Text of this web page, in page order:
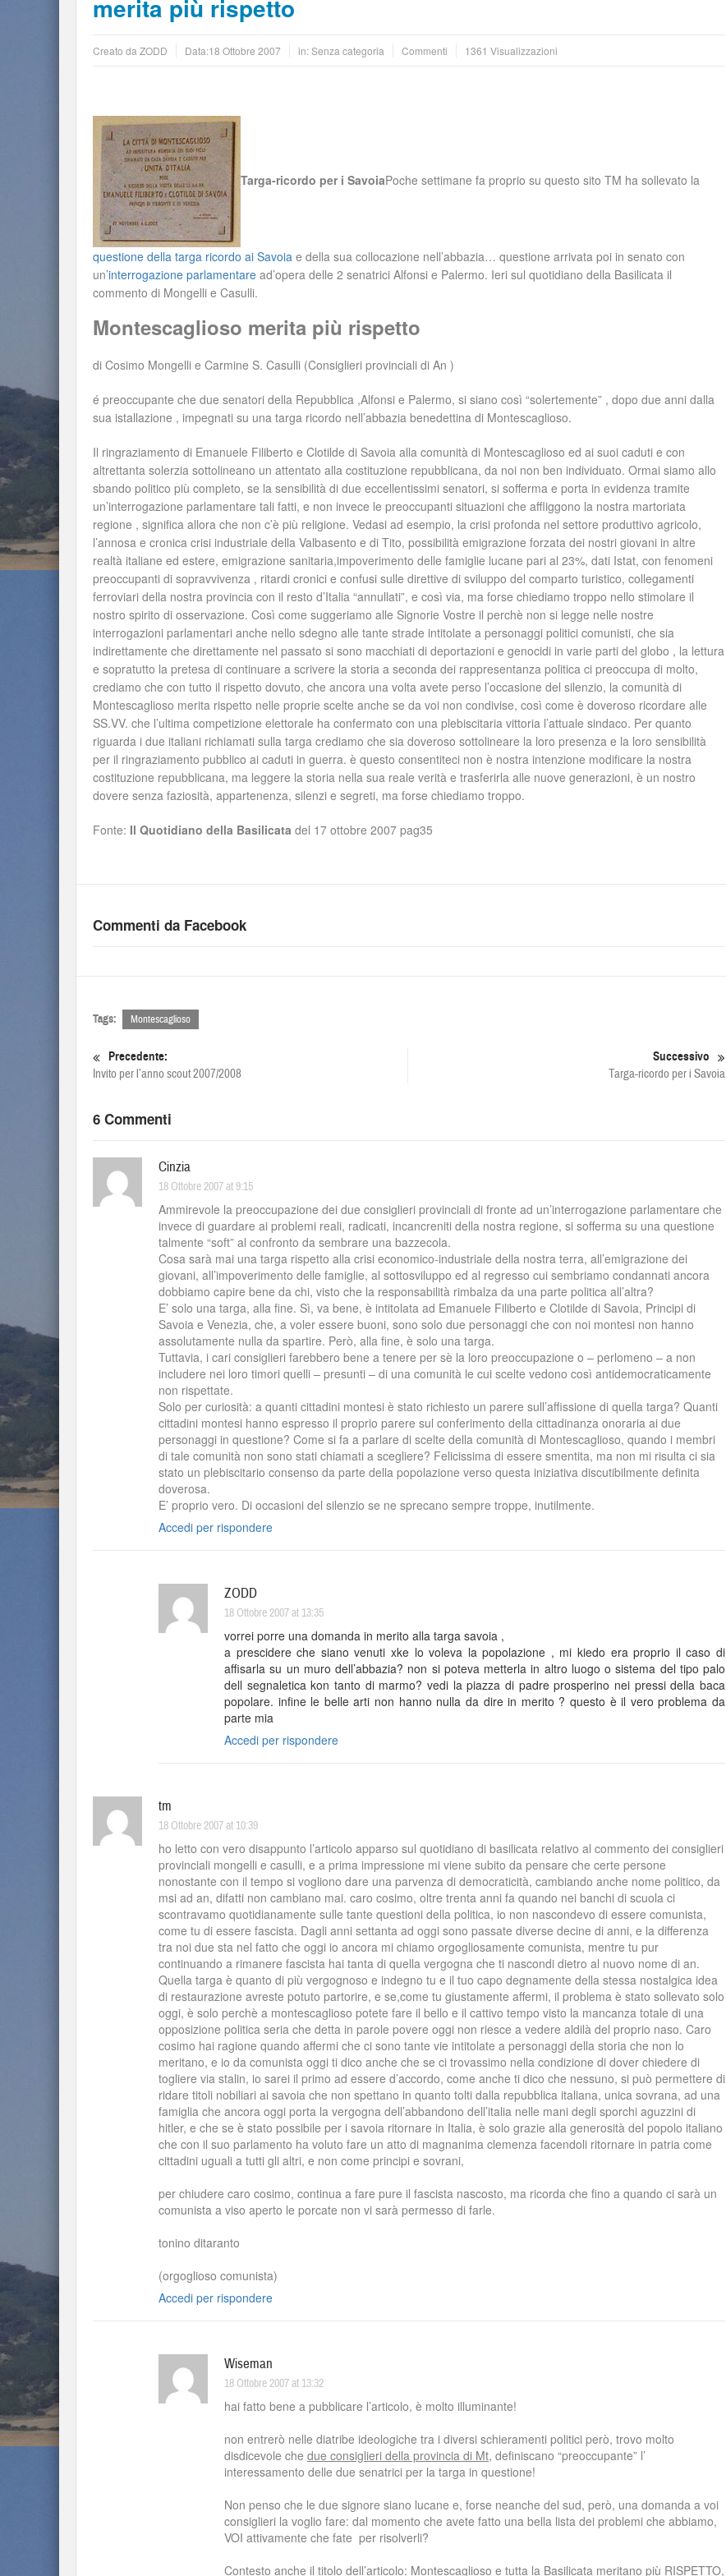
merita più rispetto
Creato da ZODD Data:18 Ottobre 2007 in: Senza categoria Commenti 1361 Visualizzazioni
Targa-ricordo per i SavoiaPoche settimane fa proprio su questo sito TM ha sollevato la
questione della targa ricordo ai Savoia e della sua collocazione nell’abbazia… questione arrivata poi in senato con
un’interrogazione parlamentare ad’opera delle 2 senatrici Alfonsi e Palermo. Ieri sul quotidiano della Basilicata il
commento di Mongelli e Casulli.
Montescaglioso merita più rispetto
di Cosimo Mongelli e Carmine S. Casulli (Consiglieri provinciali di An )
é preoccupante che due senatori della Repubblica ,Alfonsi e Palermo, si siano così “solertemente” , dopo due anni dalla
sua istallazione , impegnati su una targa ricordo nell’abbazia benedettina di Montescaglioso.
Il ringraziamento di Emanuele Filiberto e Clotilde di Savoia alla comunità di Montescaglioso ed ai suoi caduti e con
altrettanta solerzia sottolineano un attentato alla costituzione repubblicana, da noi non ben individuato. Ormai siamo allo
sbando politico più completo, se la sensibilità di due eccellentissimi senatori, si sofferma e porta in evidenza tramite
un’interrogazione parlamentare tali fatti, e non invece le preoccupanti situazioni che affliggono la nostra martoriata
regione , significa allora che non c’è più religione. Vedasi ad esempio, la crisi profonda nel settore produttivo agricolo,
l’annosa e cronica crisi industriale della Valbasento e di Tito, possibilità emigrazione forzata dei nostri giovani in altre
realtà italiane ed estere, emigrazione sanitaria,impoverimento delle famiglie lucane pari al 23%, dati Istat, con fenomeni
preoccupanti di sopravvivenza , ritardi cronici e confusi sulle direttive di sviluppo del comparto turistico, collegamenti
ferroviari della nostra provincia con il resto d’Italia “annullati”, e così via, ma forse chiediamo troppo nello stimolare il
nostro spirito di osservazione. Così come suggeriamo alle Signorie Vostre il perchè non si legge nelle nostre
interrogazioni parlamentari anche nello sdegno alle tante strade intitolate a personaggi politici comunisti, che sia
indirettamente che direttamente nel passato si sono macchiati di deportazioni e genocidi in varie parti del globo , la lettura
e sopratutto la pretesa di continuare a scrivere la storia a seconda dei rappresentanza politica ci preoccupa di molto,
crediamo che con tutto il rispetto dovuto, che ancora una volta avete perso l’occasione del silenzio, la comunità di
Montescaglioso merita rispetto nelle proprie scelte anche se da voi non condivise, così come è doveroso ricordare alle
SS.VV. che l’ultima competizione elettorale ha confermato con una plebiscitaria vittoria l’attuale sindaco. Per quanto
riguarda i due italiani richiamati sulla targa crediamo che sia doveroso sottolineare la loro presenza e la loro sensibilità
per il ringraziamento pubblico ai caduti in guerra. è questo consentiteci non è nostra intenzione modificare la nostra
costituzione repubblicana, ma leggere la storia nella sua reale verità e trasferirla alle nuove generazioni, è un nostro
dovere senza faziosità, appartenenza, silenzi e segreti, ma forse chiediamo troppo.
Fonte: Il Quotidiano della Basilicata del 17 ottobre 2007 pag35
Commenti da Facebook
Tags: Montescaglioso
Precedente:
Invito per l’anno scout 2007/2008
Successivo
Targa-ricordo per i Savoia
6 Commenti
Cinzia
18 Ottobre 2007 at 9:15
Ammirevole la preoccupazione dei due consiglieri provinciali di fronte ad un’interrogazione parlamentare che
invece di guardare ai problemi reali, radicati, incancreniti della nostra regione, si sofferma su una questione
talmente “soft” al confronto da sembrare una bazzecola.
Cosa sarà mai una targa rispetto alla crisi economico-industriale della nostra terra, all’emigrazione dei
giovani, all’impoverimento delle famiglie, al sottosviluppo ed al regresso cui sembriamo condannati ancora
dobbiamo capire bene da chi, visto che la responsabilità rimbalza da una parte politica all’altra?
E’ solo una targa, alla fine. Sì, va bene, è intitolata ad Emanuele Filiberto e Clotilde di Savoia, Principi di
Savoia e Venezia, che, a voler essere buoni, sono solo due personaggi che con noi montesi non hanno
assolutamente nulla da spartire. Però, alla fine, è solo una targa.
Tuttavia, i cari consiglieri farebbero bene a tenere per sè la loro preoccupazione o – perlomeno – a non
includere nei loro timori quelli – presunti – di una comunità le cui scelte vedono così antidemocraticamente
non rispettate.
Solo per curiosità: a quanti cittadini montesi è stato richiesto un parere sull’affissione di quella targa? Quanti
cittadini montesi hanno espresso il proprio parere sul conferimento della cittadinanza onoraria ai due
personaggi in questione? Come si fa a parlare di scelte della comunità di Montescaglioso, quando i membri
di tale comunità non sono stati chiamati a scegliere? Felicissima di essere smentita, ma non mi risulta ci sia
stato un plebiscitario consenso da parte della popolazione verso questa iniziativa discutibilmente definita
doverosa.
E’ proprio vero. Di occasioni del silenzio se ne sprecano sempre troppe, inutilmente.
Accedi per rispondere
ZODD
18 Ottobre 2007 at 13:35
vorrei porre una domanda in merito alla targa savoia ,
a prescidere che siano venuti xke lo voleva la popolazione , mi kiedo era proprio il caso di
affisarla su un muro dell’abbazia? non si poteva metterla in altro luogo o sistema del tipo palo
dell segnaletica kon tanto di marmo? vedi la piazza di padre prosperino nei pressi della baca
popolare. infine le belle arti non hanno nulla da dire in merito ? questo è il vero problema da
parte mia
Accedi per rispondere
tm
18 Ottobre 2007 at 10:39
ho letto con vero disappunto l’articolo apparso sul quotidiano di basilicata relativo al commento dei consiglieri
provinciali mongelli e casulli, e a prima impressione mi viene subito da pensare che certe persone
nonostante con il tempo si vogliono dare una parvenza di democraticità, cambiando anche nome politico, da
msi ad an, difatti non cambiano mai. caro cosimo, oltre trenta anni fa quando nei banchi di scuola ci
scontravamo quotidianamente sulle tante questioni della politica, io non nascondevo di essere comunista,
come tu di essere fascista. Dagli anni settanta ad oggi sono passate diverse decine di anni, e la differenza
tra noi due sta nel fatto che oggi io ancora mi chiamo orgogliosamente comunista, mentre tu pur
continuando a rimanere fascista hai tanta di quella vergogna che ti nascondi dietro al nuovo nome di an.
Quella targa è quanto di più vergognoso e indegno tu e il tuo capo degnamente della stessa nostalgica idea
di restaurazione avreste potuto partorire, e se,come tu giustamente affermi, il problema è stato sollevato solo
oggi, è solo perchè a montescaglioso potete fare il bello e il cattivo tempo visto la mancanza totale di una
opposizione politica seria che detta in parole povere oggi non riesce a vedere aldilà del proprio naso. Caro
cosimo hai ragione quando affermi che ci sono tante vie intitolate a personaggi della storia che non lo
meritano, e io da comunista oggi ti dico anche che se ci trovassimo nella condizione di dover chiedere di
togliere via stalin, io sarei il primo ad essere d’accordo, come anche ti dico che nessuno, si può permettere di
ridare titoli nobiliari ai savoia che non spettano in quanto tolti dalla repubblica italiana, unica sovrana, ad una
famiglia che ancora oggi porta la vergogna dell’abbandono dell’italia nelle mani degli sporchi aguzzini di
hitler, e che se è stato possibile per i savoia ritornare in Italia, è solo grazie alla generosità del popolo italiano
che con il suo parlamento ha voluto fare un atto di magnanima clemenza facendoli ritornare in patria come
cittadini uguali a tutti gli altri, e non come principi e sovrani,
per chiudere caro cosimo, continua a fare pure il fascista nascosto, ma ricorda che fino a quando ci sarà un
comunista a viso aperto le porcate non vi sarà permesso di farle.
tonino ditaranto
(orgoglioso comunista)
Accedi per rispondere
Wiseman
18 Ottobre 2007 at 13:32
hai fatto bene a pubblicare l’articolo, è molto illuminante!
non entrerò nelle diatribe ideologiche tra i diversi schieramenti politici però, trovo molto
disdicevole che due consiglieri della provincia di Mt, definiscano “preoccupante” l’
interessamento delle due senatrici per la targa in questione!
Non penso che le due signore siano lucane e, forse neanche del sud, però, una domanda a voi
consiglieri la voglio fare: dal momento che avete fatto una bella lista dei problemi che abbiamo,
VOI attivamente che fate per risolverli?
Contesto anche il titolo dell’articolo: Montescaglioso e tutta la Basilicata meritano più RISPETTO,